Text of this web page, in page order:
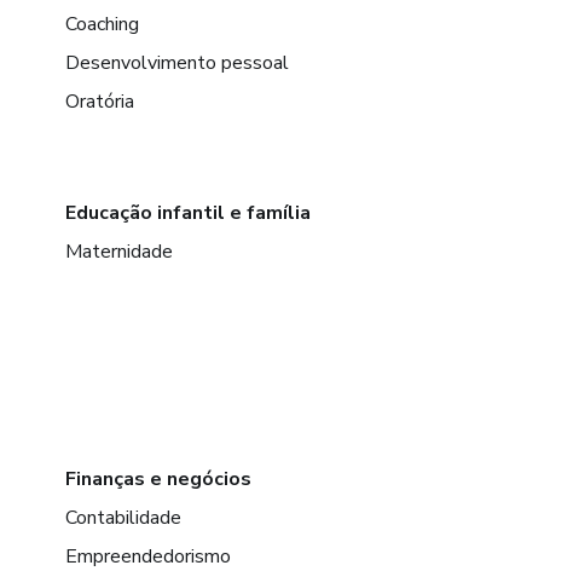
Coaching
Desenvolvimento pessoal
Oratória
Educação infantil e família
Maternidade
Finanças e negócios
Contabilidade
Empreendedorismo